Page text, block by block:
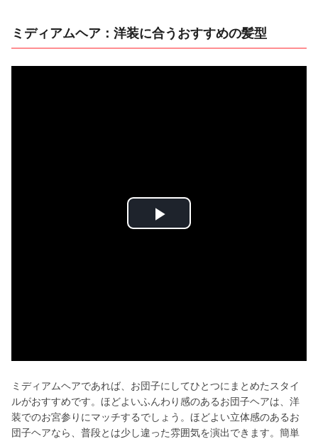
ミディアムヘア：洋装に合うおすすめの髪型
P
V
i
d
ミディアムヘアであれば、お団子にしてひとつにまとめたスタイ
ルがおすすめです。ほどよいふんわり感のあるお団子ヘアは、洋
装でのお宮参りにマッチするでしょう。ほどよい立体感のあるお
団子ヘアなら、普段とは少し違った雰囲気を演出できます。簡単